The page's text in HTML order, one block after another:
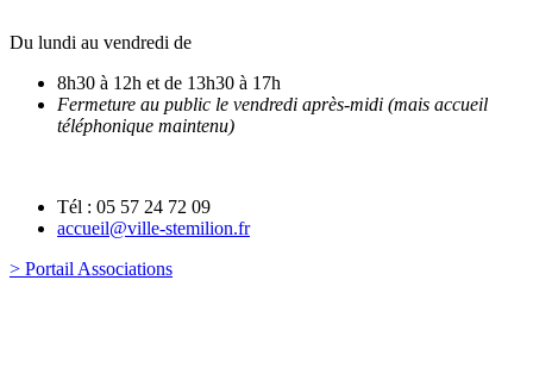
Du lundi au vendredi de
8h30 à 12h et de 13h30 à 17h
Fermeture au public le vendredi après-midi (mais accueil
téléphonique maintenu)
Tél : 05 57 24 72 09
accueil@ville-stemilion.fr
> Portail Associations